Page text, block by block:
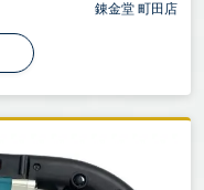
錬金堂 町田店